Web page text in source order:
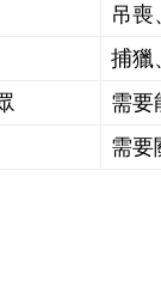
吊喪
捕獵
需要
需要